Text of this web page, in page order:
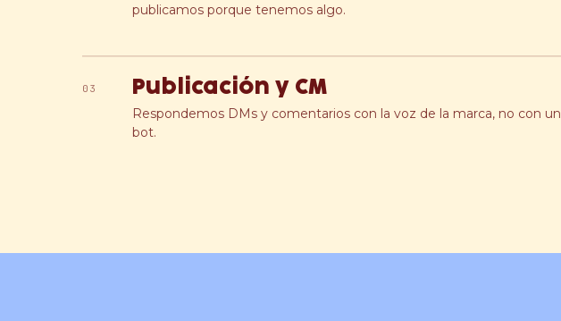
publicamos porque tenemos algo.
03 Publicación y CM
Respondemos DMs y comentarios con la voz de la marca, no con un
bot.